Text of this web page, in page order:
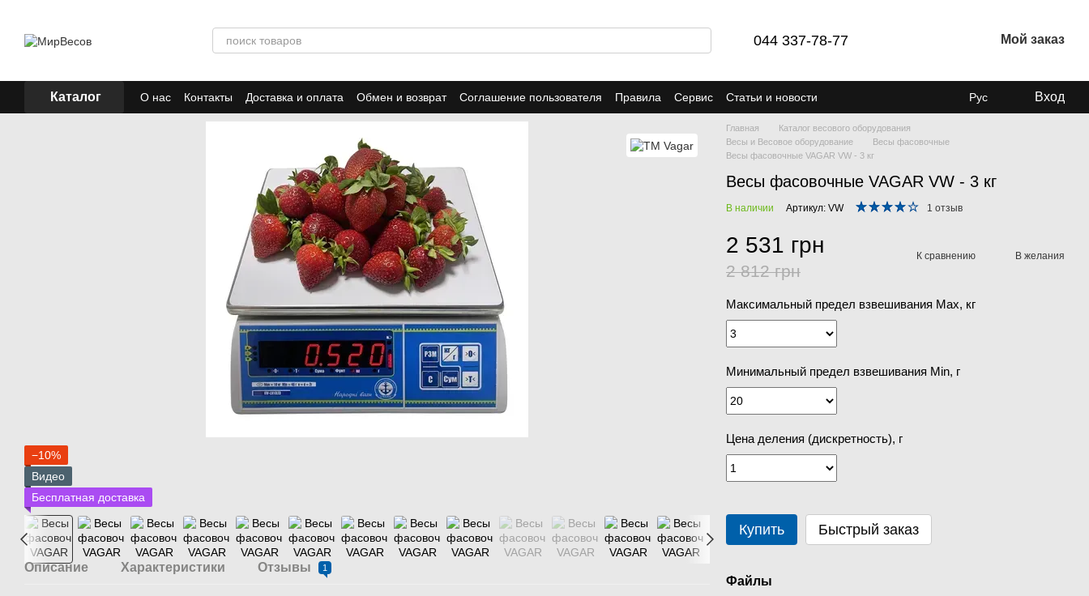
044 337-78-77 Мой заказ
Каталог О нас Контакты Доставка и оплата Обмен и возврат Соглашение пользователя Правила Сервис
Статьи и новости
Отзывы
Акции
Рус Вход
−10%
Видео
Бесплатная доставка
Описание Характеристики Отзывы 1
Главная
Каталог весового оборудования
Весы и Весовое оборудование
Весы фасовочные
Весы фасовочные VAGAR VW - 3 кг
Весы фасовочные VAGAR VW - 3 кг
В наличии Артикул: VW 1 отзыв
2 531 грн
2 812 грн
К сравнению В желания
Максимальный предел взвешивания Мах, кг
Минимальный предел взвешивания Min, г
Цена деления (дискретность), г
Купить Быстрый заказ
Файлы